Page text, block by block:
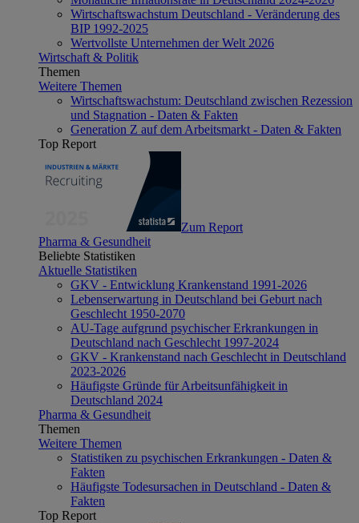
Wirtschaftswachstum Deutschland - Veränderung des
BIP 1992-2025
Wertvollste Unternehmen der Welt 2026
Wirtschaft & Politik
Themen
Weitere Themen
Wirtschaftswachstum: Deutschland zwischen Rezession
und Stagnation - Daten & Fakten
Generation Z auf dem Arbeitsmarkt - Daten & Fakten
Top Report
Zum Report
Pharma & Gesundheit
Beliebte Statistiken
Aktuelle Statistiken
GKV - Entwicklung Krankenstand 1991-2026
Lebenserwartung in Deutschland bei Geburt nach
Geschlecht 1950-2070
AU-Tage aufgrund psychischer Erkrankungen in
Deutschland nach Geschlecht 1997-2024
GKV - Krankenstand nach Geschlecht in Deutschland
2023-2026
Häufigste Gründe für Arbeitsunfähigkeit in
Deutschland 2024
Pharma & Gesundheit
Themen
Weitere Themen
Statistiken zu psychischen Erkrankungen - Daten &
Fakten
Häufigste Todesursachen in Deutschland - Daten &
Fakten
Top Report